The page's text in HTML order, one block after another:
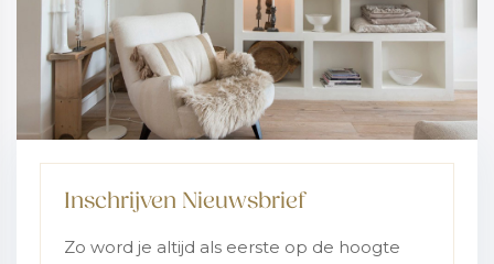
Inschrijven Nieuwsbrief
Zo word je altijd als eerste op de hoogte